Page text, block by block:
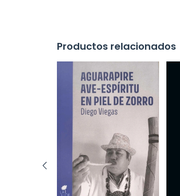
Productos relacionados